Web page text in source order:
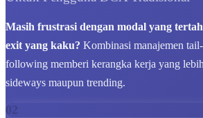
Masih frustrasi dengan modal yang
exit yang kaku? Kombinasi manajemen
following memberi kerangka kerja yang
sideways maupun trending.
02